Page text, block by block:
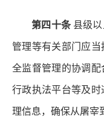
第四十条县级以
管理等有关部门应
全监督管理的协调
行政执法平台等及
理信息，确保从屠宰